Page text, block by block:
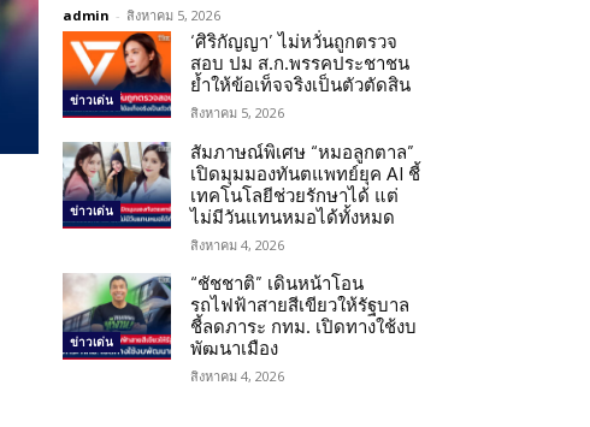
admin - สิงหาคม 5, 2026
ข่าวเด่น
‘ศิริกัญญา’ ไม่หวั่นถูกตรวจ
สอบ ปม ส.ก.พรรคประชาชน
ย้ำให้ข้อเท็จจริงเป็นตัวตัดสิน
สิงหาคม 5, 2026
ข่าวเด่น
สัมภาษณ์พิเศษ “หมอลูกตาล”
เปิดมุมมองทันตแพทย์ยุค AI ชี้
เทคโนโลยีช่วยรักษาได้ แต่
ไม่มีวันแทนหมอได้ทั้งหมด
สิงหาคม 4, 2026
ข่าวเด่น
“ชัชชาติ” เดินหน้าโอน
รถไฟฟ้าสายสีเขียวให้รัฐบาล
ชี้ลดภาระ กทม. เปิดทางใช้งบ
พัฒนาเมือง
สิงหาคม 4, 2026